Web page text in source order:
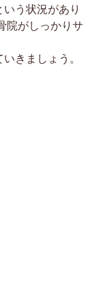
う状況があり
院がしっかりサ
きましょう。